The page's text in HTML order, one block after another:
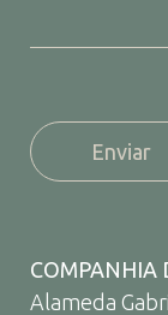
Enviar
COMPANHIA
Alameda